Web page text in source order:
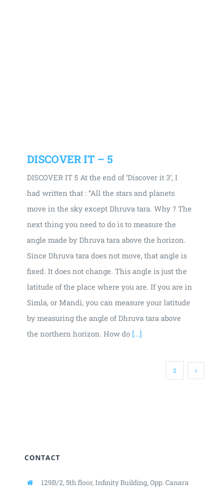
DISCOVER IT – 5
DISCOVER IT 5 At the end of ‘Discover it 3’, I
had written that : “All the stars and planets
move in the sky except Dhruva tara. Why ? The
next thing you need to do is to measure the
angle made by Dhruva tara above the horizon.
Since Dhruva tara does not move, that angle is
fixed. It does not change. This angle is just the
latitude of the place where you are. If you are in
Simla, or Mandi, you can measure your latitude
by measuring the angle of Dhruva tara above
the northern horizon. How do [...]
2
CONTACT
129B/2, 5th floor, Infinity Building, Opp. Canara